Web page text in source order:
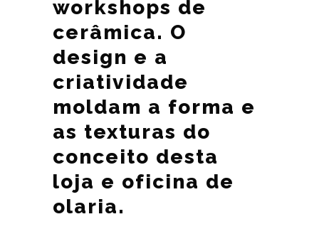
workshops de
cerâmica. O
design e a
criatividade
moldam a forma e
as texturas do
conceito desta
loja e oficina de
olaria.